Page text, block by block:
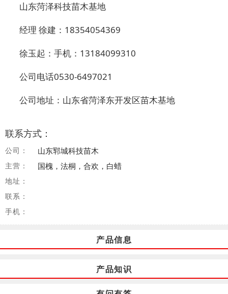
山东菏泽科技苗木基地
经理 徐建：18354054369
徐玉起：手机：13184099310
公司电话0530-6497021
公司地址：山东省菏泽东开发区苗木基地
联系方式：
公司： 山东郓城科技苗木
主营： 国槐，法桐，合欢，白蜡
地址：
联系：
手机：
产品信息
产品知识